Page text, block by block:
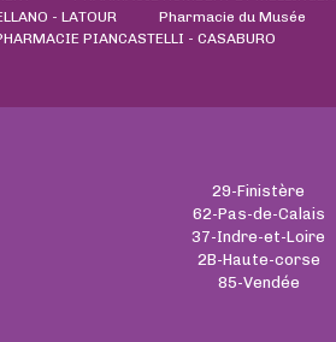
- LATOUR
Pharmacie du Musée
PIANCASTELLI - CASABURO
29-Finistère
62-Pas-de-Calais
37-Indre-et-Loire
2B-Haute-corse
85-Vendée